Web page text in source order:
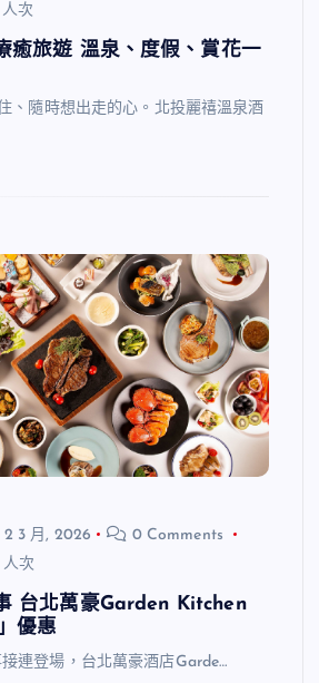
次
癒旅遊 溫泉、度假、賞花一
、隨時想出走的心。北投麗禧溫泉酒
2 3 月, 2026
0 Comments
人次
台北萬豪Garden Kitchen
優惠
登場，台北萬豪酒店Garde…